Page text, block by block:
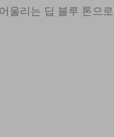
울리는 딥 블루 톤으로